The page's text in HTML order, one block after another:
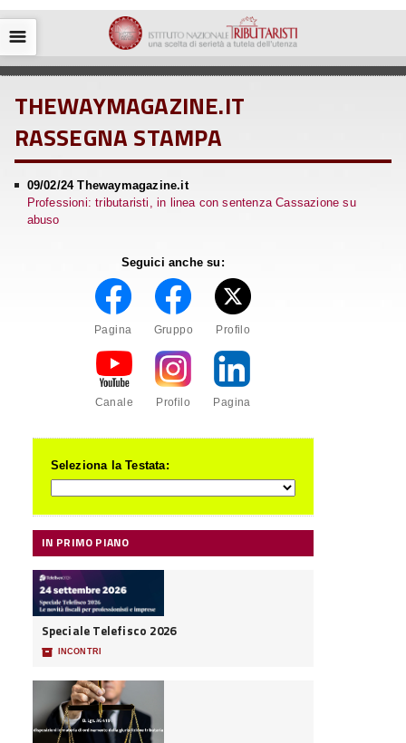
☰
THEWAYMAGAZINE.IT
RASSEGNA STAMPA
09/02/24 Thewaymagazine.it
Professioni: tributaristi, in linea con sentenza Cassazione su
abuso
Seguici anche su:
Pagina Gruppo Profilo
Canale Profilo Pagina
Seleziona la Testata:
IN PRIMO PIANO
Speciale Telefisco 2026
📦 INCONTRI